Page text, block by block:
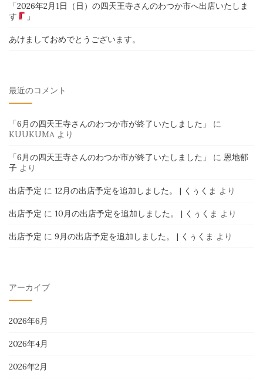
「2026年2月1日（日）の四天王寺さんのわつか市へ出店いたしま
す
」
あけましておめでとうございます。
最近のコメント
「6月の四天王寺さんのわつか市が終了いたしました」
に
KUUKUMA より
「6月の四天王寺さんのわつか市が終了いたしました」 に 恩地郁
子 より
出店予定 に 12月の出店予定を追加しました。 | くぅくま より
出店予定 に 10月の出店予定を追加しました。 | くぅくま より
出店予定 に 9月の出店予定を追加しました。 | くぅくま より
アーカイブ
2026年6月
2026年4月
2026年2月